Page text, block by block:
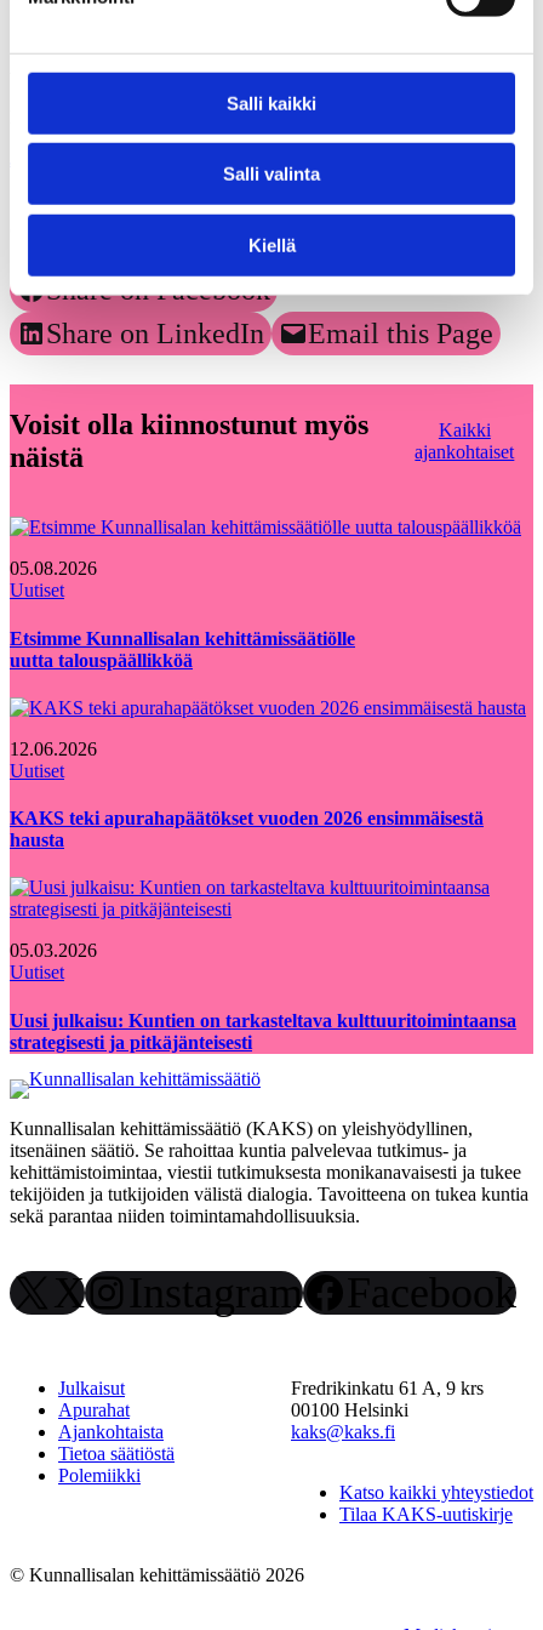
Salli kaikki
Salli valinta
Kiellä
tutkimusasiamies Veli Pelkonen (KAKS) 0400 – 815 527
Jaa artikkeli
Share on Facebook
Share on LinkedIn
Email this Page
Voisit olla kiinnostunut myös
näistä
Kaikki
ajankohtaiset
05.08.2026
Uutiset
Etsimme Kunnallisalan kehittämissäätiölle
uutta talouspäällikköä
12.06.2026
Uutiset
KAKS teki apurahapäätökset vuoden 2026 ensimmäisestä
hausta
05.03.2026
Uutiset
Uusi julkaisu: Kuntien on tarkasteltava kulttuuritoimintaansa
strategisesti ja pitkäjänteisesti
Kunnallisalan kehittämissäätiö (KAKS) on yleishyödyllinen,
itsenäinen säätiö. Se rahoittaa kuntia palvelevaa tutkimus- ja
kehittämistoimintaa, viestii tutkimuksesta monikanavaisesti ja tukee
tekijöiden ja tutkijoiden välistä dialogia. Tavoitteena on tukea kuntia
sekä parantaa niiden toimintamahdollisuuksia.
X Instagram Facebook
Julkaisut
Apurahat
Ajankohtaista
Tietoa säätiöstä
Polemiikki
Fredrikinkatu 61 A, 9 krs
00100 Helsinki
kaks@kaks.fi
Katso kaikki yhteystiedot
Tilaa KAKS-uutiskirje
© Kunnallisalan kehittämissäätiö 2026